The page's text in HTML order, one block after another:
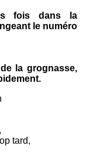
fois dans la
le numéro
la grognasse,
tard,